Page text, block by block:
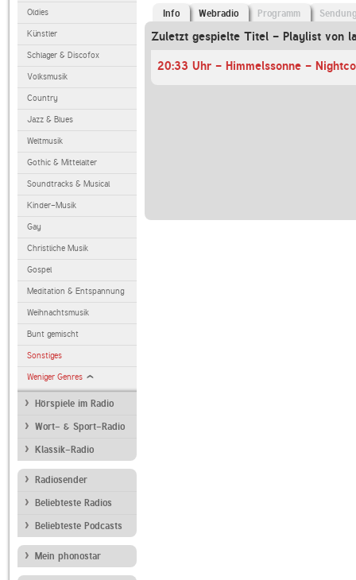
Oldies
Künstler
Schlager & Discofox
Volksmusik
Country
Jazz & Blues
Weltmusik
Gothic & Mittelalter
Soundtracks & Musical
Kinder-Musik
Gay
Christliche Musik
Gospel
Meditation & Entspannung
Weihnachtsmusik
Bunt gemischt
Sonstiges
Weniger Genres
Hörspiele im Radio
Wort- & Sport-Radio
Klassik-Radio
Radiosender
Beliebteste Radios
Beliebteste Podcasts
Mein phonostar
Info Webradio Programm
Zuletzt gespielte Titel - Playlist von